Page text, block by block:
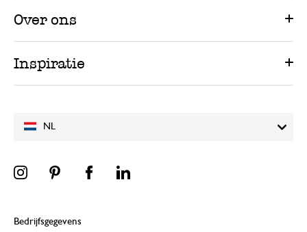
NL
Over ons
Inspiratie
Bedrijfsgegevens